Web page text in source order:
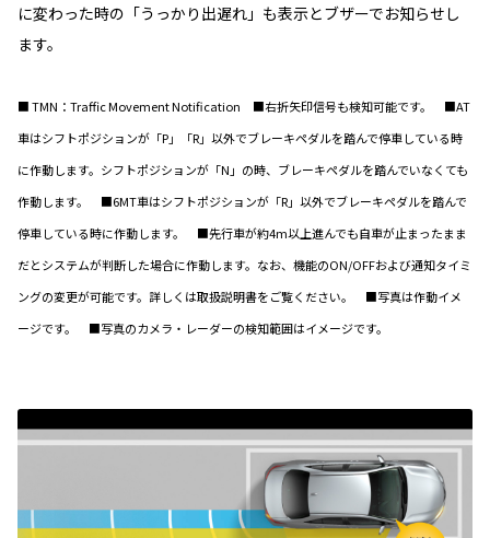
に変わった時の「うっかり出遅れ」も表示とブザーでお知らせし
ます。
■ TMN：Traffic Movement Notification ■右折矢印信号も検知可能です。 ■AT
車はシフトポジションが「P」「R」以外でブレーキペダルを踏んで停車している時
に作動します。シフトポジションが「N」の時、ブレーキペダルを踏んでいなくても
作動します。 ■6MT車はシフトポジションが「R」以外でブレーキペダルを踏んで
停車している時に作動します。 ■先行車が約4m以上進んでも自車が止まったまま
だとシステムが判断した場合に作動します。なお、機能のON/OFFおよび通知タイミ
ングの変更が可能です。詳しくは取扱説明書をご覧ください。 ■写真は作動イメ
ージです。 ■写真のカメラ・レーダーの検知範囲はイメージです。